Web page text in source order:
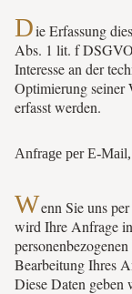
Die Erfassung
Abs. 1 lit. f
Interesse an der
Optimierung seiner
erfasst werden.
Anfrage per E-
Wenn Sie uns
wird Ihre Anfrage
Bearbeitung Ihres
Diese Daten